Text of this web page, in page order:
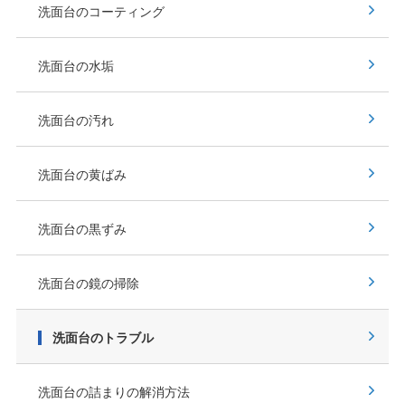
洗面台のコーティング
洗面台の水垢
洗面台の汚れ
洗面台の黄ばみ
洗面台の黒ずみ
洗面台の鏡の掃除
洗面台のトラブル
洗面台の詰まりの解消方法